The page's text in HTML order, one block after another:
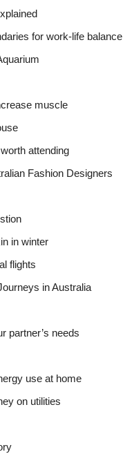
for work-life balance
muscle
attending
Fashion Designers
in winter
flights
in Australia
partner’s needs
use at home
on utilities